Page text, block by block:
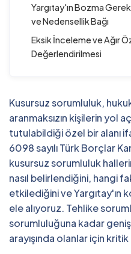
Yargıtay'ın Bozma
ve Nedensellik Bağı
Eksik İnceleme ve Ağır
Değerlendirilmesi
Kusursuz sorumluluk,
aranmaksızın kişilerin yol
tutulabildiği özel bir alanı
6098 sayılı Türk Borçlar
kusursuz sorumluluk
nasıl belirlendiğini, hangi
etkilediğini ve Yargıtay'ın
ele alıyoruz. Tehlike
sorumluluğuna kadar
arayışında olanlar için